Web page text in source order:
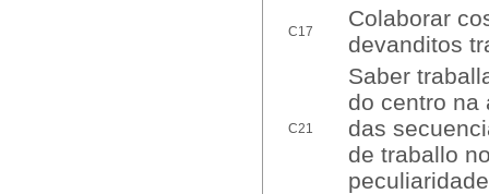
C17
Colaborar
devanditos
C21
Saber
do centro na
das
de traballo